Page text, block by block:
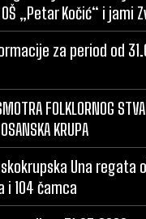
„Petar Kočić“ i jami
za period od
FOLKLORNOG
KRUPA
Una regata
i 104 čamca